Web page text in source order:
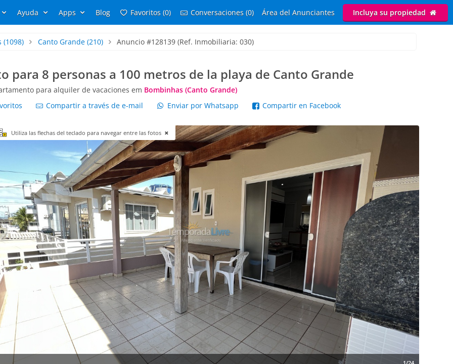
Ayuda Apps Blog Favoritos (0) Conversaciones (0) Área del Anunciantes Incluya su propiedad
(1098) Canto Grande(210) Anuncio #128139 (Ref. Inmobiliaria: 030)
para 8 personas a 100 metros de la playa de Canto Grande
para alquiler de vacaciones em Bombinhas (Canto Grande)
Compartir a través de e-mail Enviar por Whatsapp Compartir en Facebook
Utiliza las flechas del teclado para navegar entre las fotos